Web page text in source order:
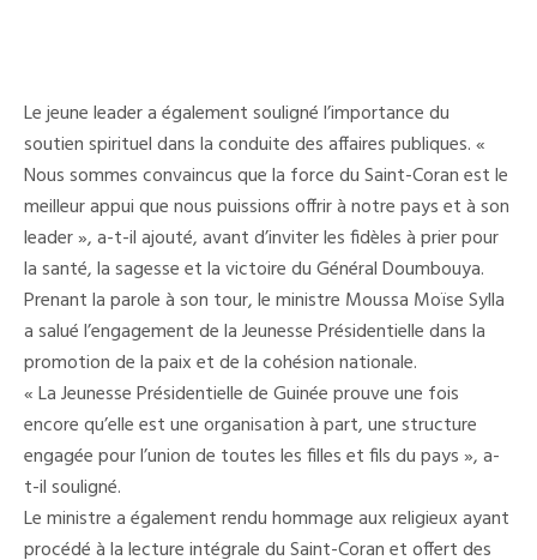
Le jeune leader a également souligné l’importance du
soutien spirituel dans la conduite des affaires publiques. «
Nous sommes convaincus que la force du Saint-Coran est le
meilleur appui que nous puissions offrir à notre pays et à son
leader », a-t-il ajouté, avant d’inviter les fidèles à prier pour
la santé, la sagesse et la victoire du Général Doumbouya.
Prenant la parole à son tour, le ministre Moussa Moïse Sylla
a salué l’engagement de la Jeunesse Présidentielle dans la
promotion de la paix et de la cohésion nationale.
« La Jeunesse Présidentielle de Guinée prouve une fois
encore qu’elle est une organisation à part, une structure
engagée pour l’union de toutes les filles et fils du pays », a-
t-il souligné.
Le ministre a également rendu hommage aux religieux ayant
procédé à la lecture intégrale du Saint-Coran et offert des